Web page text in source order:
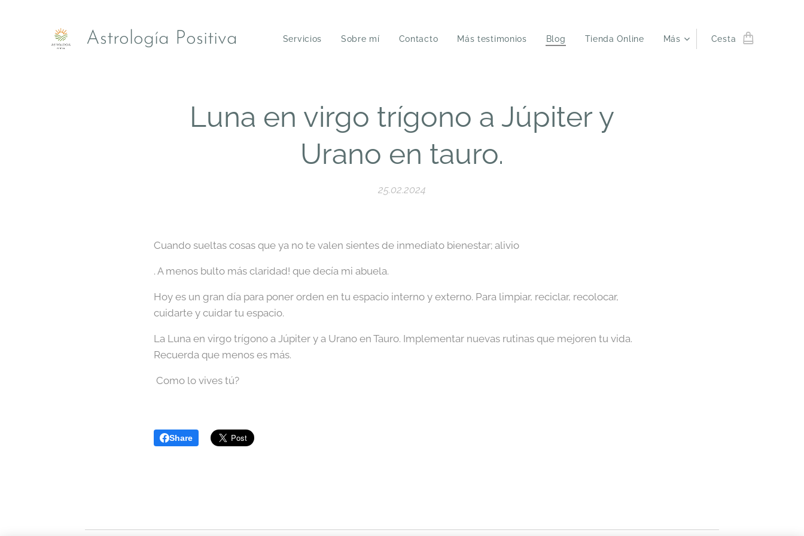
Astrología Positiva Servicios Sobre mí Contacto Más testimonios Blog Tienda Online Más Cesta
Luna en virgo trígono a Júpiter y
Urano en tauro.
25.02.2024
Cuando sueltas cosas que ya no te valen sientes de inmediato bienestar; alivio
. A menos bulto más claridad! que decía mi abuela.
Hoy es un gran día para poner orden en tu espacio interno y externo. Para limpiar, reciclar, recolocar,
cuidarte y cuidar tu espacio.
La Luna en virgo trígono a Júpiter y a Urano en Tauro. Implementar nuevas rutinas que mejoren tu vida.
Recuerda que menos es más.
Como lo vives tú?
Share